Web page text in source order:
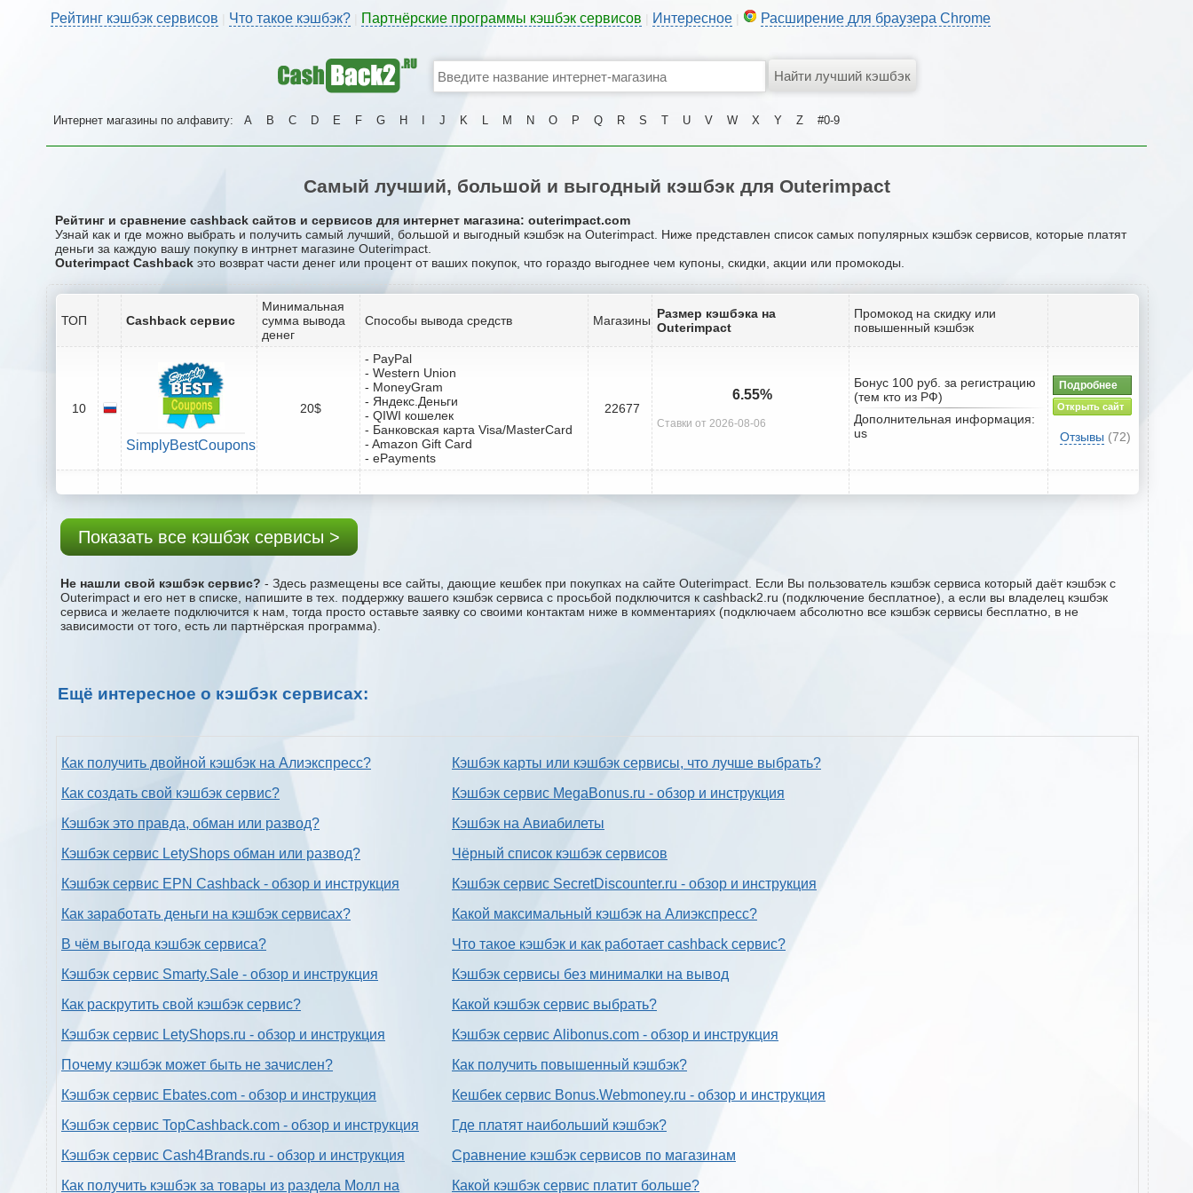
Рейтинг кэшбэк сервисов Что такое кэшбэк? Партнёрские программы кэшбэк сервисов Интересное Расширение для браузера Chrome
Интернет магазины по алфавиту: A B C D E F G H J K L M N O P Q R S T U V W X Y Z #0-9
Самый лучший, большой и выгодный кэшбэк для Outerimpact
Рейтинг и сравнение cashback сайтов и сервисов для интернет магазина: outerimpact.com
Узнай как и где можно выбрать и получить самый лучший, большой и выгодный кэшбэк на Outerimpact. Ниже представлен список самых популярных кэшбэк сервисов, которые платят
деньги за каждую вашу покупку в интрнет магазине Outerimpact.
Outerimpact Cashback это возврат части денег или процент от ваших покупок, что гораздо выгоднее чем купоны, скидки, акции или промокоды.
ТОП Cashback сервис
Минимальная
сумма вывода
денег
Способы вывода средств Магазины Размер кэшбэка на
Outerimpact
Промокод на скидку или
повышенный кэшбэк
10
SimplyBestCoupons
20$
- PayPal
- Western Union
- MoneyGram
- Яндекс.Деньги
- QIWI кошелек
- Банковская карта Visa/MasterCard
- Amazon Gift Card
- ePayments
22677
6.55%
Ставки от 2026-08-06
Бонус 100 руб. за регистрацию
(тем кто из РФ)
Дополнительная информация:
us
Подробнее
Открыть сайт
Отзывы (72)
Показать все кэшбэк сервисы >
Не нашли свой кэшбэк сервис? - Здесь размещены все сайты, дающие кешбек при покупках на сайте Outerimpact. Если Вы пользователь кэшбэк сервиса который даёт кэшбэк с
Outerimpact и его нет в списке, напишите в тех. поддержку вашего кэшбэк сервиса с проcьбой подключится к cashback2.ru (подключение бесплатное), а если вы владелец кэшбэк
сервиса и желаете подключится к нам, тогда просто оставьте заявку со своими контактам ниже в комментариях (подключаем абсолютно все кэшбэк сервисы бесплатно, в не
зависимости от того, есть ли партнёрская программа).
Ещё интересное о кэшбэк сервисах:
Как получить двойной кэшбэк на Алиэкспресс?
Как создать свой кэшбэк сервис?
Кэшбэк это правда, обман или развод?
Кэшбэк сервис LetyShops обман или развод?
Кэшбэк сервис EPN Cashback - обзор и инструкция
Как заработать деньги на кэшбэк сервисах?
В чём выгода кэшбэк сервиса?
Кэшбэк сервис Smarty.Sale - обзор и инструкция
Как раскрутить свой кэшбэк сервис?
Кэшбэк сервис LetyShops.ru - обзор и инструкция
Почему кэшбэк может быть не зачислен?
Кэшбэк сервис Ebates.com - обзор и инструкция
Кэшбэк сервис TopCashback.com - обзор и инструкция
Кэшбэк сервис Cash4Brands.ru - обзор и инструкция
Как получить кэшбэк за товары из раздела Молл на
Кэшбэк карты или кэшбэк сервисы, что лучше выбрать?
Кэшбэк сервис MegaBonus.ru - обзор и инструкция
Кэшбэк на Авиабилеты
Чёрный список кэшбэк сервисов
Кэшбэк сервис SecretDiscounter.ru - обзор и инструкция
Какой максимальный кэшбэк на Алиэкспресс?
Что такое кэшбэк и как работает cashback сервис?
Кэшбэк сервисы без минималки на вывод
Какой кэшбэк сервис выбрать?
Кэшбэк сервис Alibonus.com - обзор и инструкция
Как получить повышенный кэшбэк?
Кешбек сервис Bonus.Webmoney.ru - обзор и инструкция
Где платят наибольший кэшбэк?
Сравнение кэшбэк сервисов по магазинам
Какой кэшбэк сервис платит больше?